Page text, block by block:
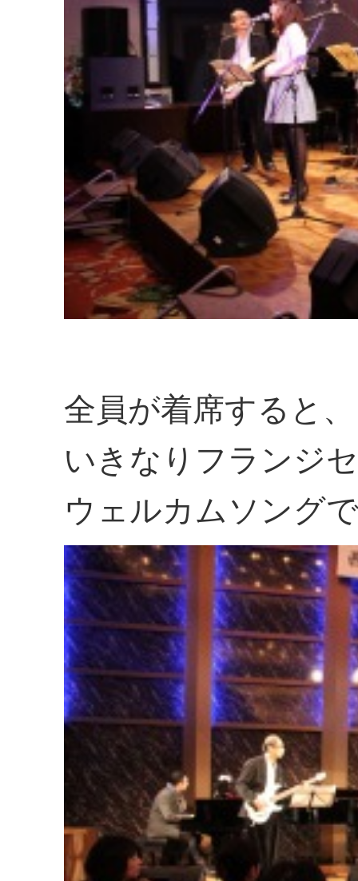
全員が着席すると、
いきなりフランジ
ウェルカムソング